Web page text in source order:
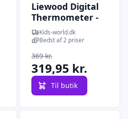
Liewood Digital
Thermometer -
Olivier - Sandy
Kids-world.dk
Bedst af 2 priser
369 kr.
319,95 kr.
Til butik